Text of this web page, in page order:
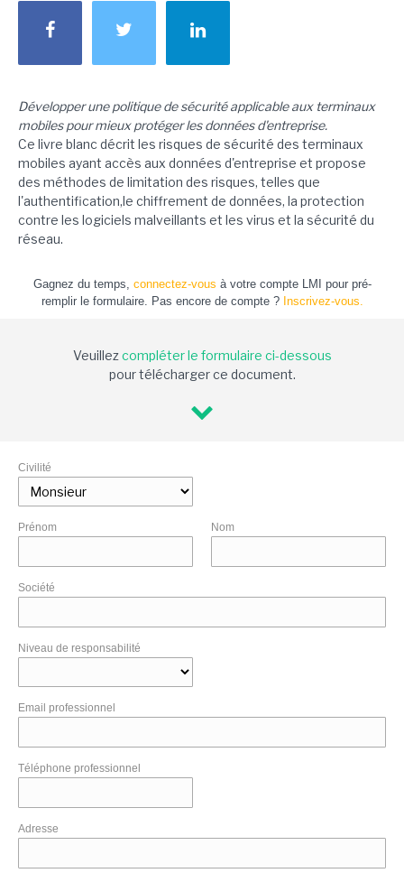
Développer une politique de sécurité applicable aux terminaux
mobiles pour mieux protéger les données d'entreprise.
Ce livre blanc décrit les risques de sécurité des terminaux
mobiles ayant accès aux données d'entreprise et propose
des méthodes de limitation des risques, telles que
l'authentification,le chiffrement de données, la protection
contre les logiciels malveillants et les virus et la sécurité du
réseau.
Gagnez du temps, connectez-vous à votre compte LMI pour pré-
remplir le formulaire. Pas encore de compte ? Inscrivez-vous.
Veuillezcompléter le formulaire ci-dessous
pour télécharger ce document.
Civilité
Prénom Nom
Société
Niveau de responsabilité
Email professionnel
Téléphone professionnel
Adresse